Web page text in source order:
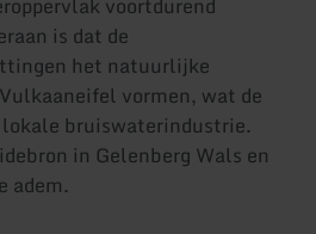
is dat de
het natuurlijke
vormen, wat de
bruiswaterindustrie.
in Gelenberg Wals en
adem.